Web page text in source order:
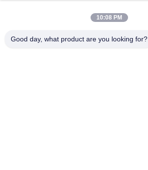
10:08 PM
Good day, what product are you looking for?